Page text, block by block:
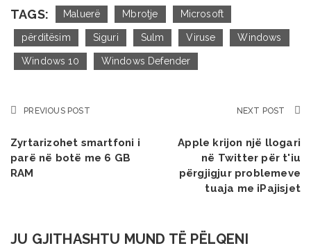
TAGS: Maluerë Mbrotje Microsoft
përditësim Siguri Sulm Viruse Windows
Windows 10 Windows Defender
PREVIOUS POST
Zyrtarizohet smartfoni i
parë në botë me 6 GB
RAM
NEXT POST
Apple krijon një llogari
në Twitter për t'iu
përgjigjur problemeve
tuaja me iPajisjet
JU GJITHASHTU MUND TË PËLQENI